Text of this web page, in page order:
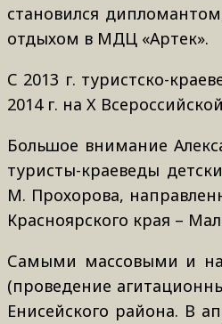
становился
отдыхом в МДЦ «Артек».
С 2013 г. туристско-
2014 г. на X
Большое внимание
туристы-краеведы
М. Прохорова,
Красноярского края –
Самыми массовыми и
(проведение
Енисейского района. В